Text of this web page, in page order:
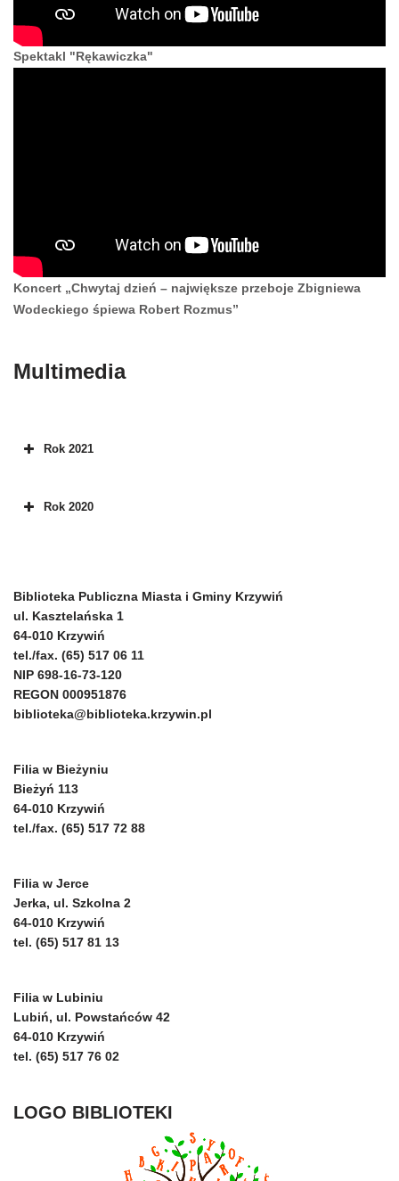
Spektakl "Rękawiczka"
Koncert „Chwytaj dzień – największe przeboje Zbigniewa
Wodeckiego śpiewa Robert Rozmus”
Multimedia
Rok 2021
Rok 2020
Biblioteka Publiczna Miasta i Gminy Krzywiń
ul. Kasztelańska 1
64-010 Krzywiń
tel./fax. (65) 517 06 11
NIP 698-16-73-120
REGON 000951876
biblioteka@biblioteka.krzywin.pl
Filia w Bieżyniu
Bieżyń 113
64-010 Krzywiń
tel./fax. (65) 517 72 88
Filia w Jerce
Jerka, ul. Szkolna 2
64-010 Krzywiń
tel. (65) 517 81 13
Filia w Lubiniu
Lubiń, ul. Powstańców 42
64-010 Krzywiń
tel. (65) 517 76 02
LOGO BIBLIOTEKI